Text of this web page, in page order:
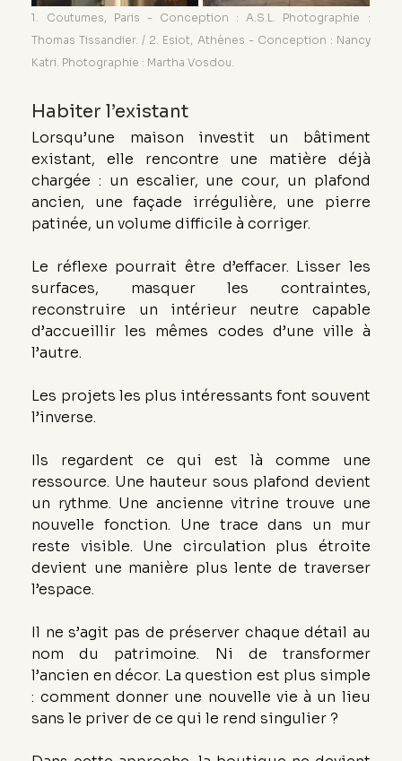
1. Coutumes, Paris - Conception : A.S.L. Photographie :
Thomas Tissandier. / 2. Esiot, Athènes - Conception : Nancy
Katri. Photographie : Martha Vosdou.
Habiter l’existant
Lorsqu’une maison investit un bâtiment
existant, elle rencontre une matière déjà
chargée : un escalier, une cour, un plafond
ancien, une façade irrégulière, une pierre
patinée, un volume difficile à corriger.
Le réflexe pourrait être d’effacer. Lisser les
surfaces, masquer les contraintes,
reconstruire un intérieur neutre capable
d’accueillir les mêmes codes d’une ville à
l’autre.
Les projets les plus intéressants font souvent
l’inverse.
Ils regardent ce qui est là comme une
ressource. Une hauteur sous plafond devient
un rythme. Une ancienne vitrine trouve une
nouvelle fonction. Une trace dans un mur
reste visible. Une circulation plus étroite
devient une manière plus lente de traverser
l’espace.
Il ne s’agit pas de préserver chaque détail au
nom du patrimoine. Ni de transformer
l’ancien en décor. La question est plus simple
: comment donner une nouvelle vie à un lieu
sans le priver de ce qui le rend singulier ?